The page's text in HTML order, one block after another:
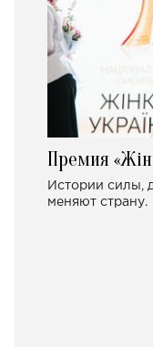
Премия
Истории силы,
меняют страну.